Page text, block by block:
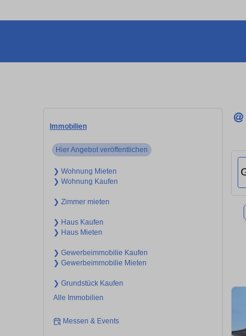
Immobilien
Hier Angebot veröffentlichen
❯ Wohnung Mieten
❯ Wohnung Kaufen
❯ Zimmer mieten
❯ Haus Kaufen
❯ Haus Mieten
❯ Gewerbeimmobilie Kaufen
❯ Gewerbeimmobilie Mieten
❯ Grundstück Kaufen
Alle Immobilien
Messen & Events